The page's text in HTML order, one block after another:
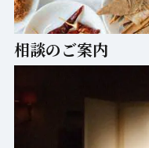
相談のご案内